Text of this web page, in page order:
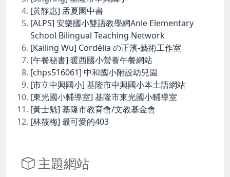
[黃靜惠] 孟夏園中書
[ALPS] 安樂國小雙語教學網Anle Elementary
School Bilingual Teaching Network
[Kailing Wu] Cordélia の正濱-藝術工作室
[午餐秘書] 暖西國小營養午餐網站
[chps516061] 中和國小附設幼兒園
[市立中興國小] 基隆市中興國小本土語網站
[東光國小輔導室] 基隆市東光國小輔導室
[黃士魁] 基隆市教育會/文教基金會
[林筱梅] 最可愛的403
主題網站